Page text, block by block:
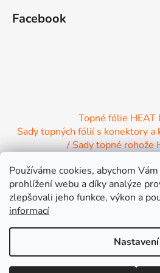
Používáme cookies, abychom
prohlížení webu a díky analýze
zlepšovali jeho funkce, výkon a
informací
Nastavení
Facebook
Topné fólie HEAT
Sady topných fólií s konektory a
/ Sady topné rohože
/ Instalační materiál /
/ Relaxační lehátko